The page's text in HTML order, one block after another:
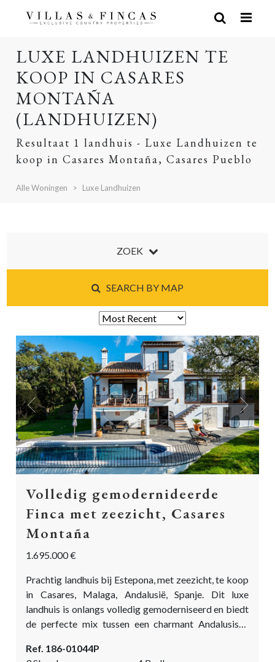
LUXE LANDHUIZEN TE
KOOP IN CASARES
MONTAÑA
(LANDHUIZEN)
Resultaat 1 landhuis - Luxe Landhuizen te
koop in Casares Montaña, Casares Pueblo
Alle Woningen Luxe Landhuizen
ZOEK
SEARCH BY MAP
Previous Next
Volledig gemodernideerde
Finca met zeezicht, Casares
Montaña
1.695.000 €
Prachtig landhuis bij Estepona, met zeezicht, te koop
in Casares, Malaga, Andalusië, Spanje. Dit luxe
landhuis is onlangs volledig gemoderniseerd en biedt
de perfecte mix tussen een charmant Andalusisch
De esthetiek, het natuurlijke licht, de open ruimtes, de
Ref. 186-01044P